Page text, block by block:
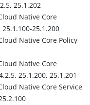
25.1.202
Native Core
25.1.200
Native Core Policy
Native Core
25.1.200, 25.1.201
Native Core Service